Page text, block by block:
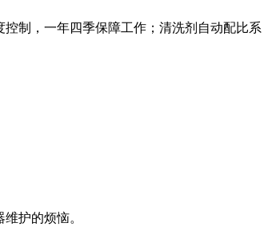
制，一年四季保障工作；清洗剂自动配比系
护的烦恼。